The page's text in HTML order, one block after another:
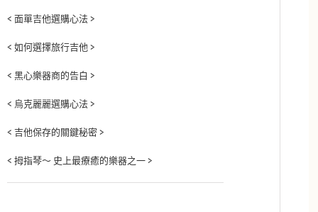
< 面單吉他選購心法 >
< 如何選擇旅行吉他 >
< 黑心樂器商的告白 >
< 烏克麗麗選購心法 >
< 吉他保存的關鍵秘密 >
< 拇指琴～ 史上最療癒的樂器之一 >